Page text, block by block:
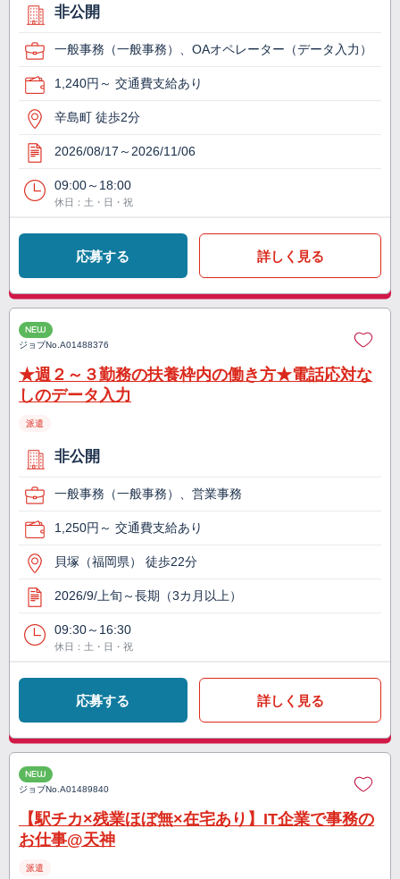
非公開
一般事務（一般事務）、OAオペレーター（データ入力）
1,240円～ 交通費支給あり
辛島町 徒歩2分
2026/08/17～2026/11/06
09:00～18:00
休日：土・日・祝
応募する 詳しく見る
NEW
ジョブNo.A01488376
★週２～３勤務の扶養枠内の働き方★電話応対な
しのデータ入力
派遣
非公開
一般事務（一般事務）、営業事務
1,250円～ 交通費支給あり
貝塚（福岡県） 徒歩22分
2026/9/上旬～長期（3カ月以上）
09:30～16:30
休日：土・日・祝
応募する 詳しく見る
NEW
ジョブNo.A01489840
【駅チカ×残業ほぼ無×在宅あり】IT企業で事務の
お仕事@天神
派遣